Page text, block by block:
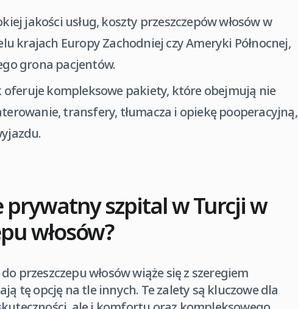
jakości usług, koszty przeszczepów włosów w
krajach Europy Zachodniej czy Ameryki Północnej,
grona pacjentów.
oferuje kompleksowe pakiety, które obejmują nie
transfery, tłumacza i opiekę pooperacyjną,
prywatny szpital w Turcji w
włosów?
przeszczepu włosów wiąże się z szeregiem
tę opcję na tle innych. Te zalety są kluczowe dla